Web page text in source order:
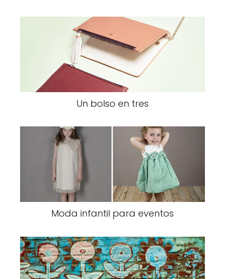
Un bolso en tres
Moda infantil para eventos